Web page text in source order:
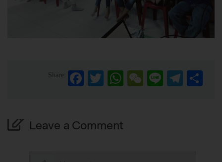
Share: Facebook
TwitterWhatsApp
WeChat
Line
Leave a Comment